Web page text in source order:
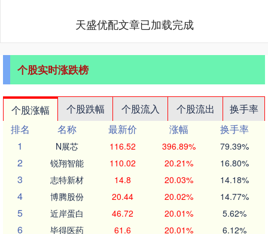
天盛优配文章已加载完成
个股实时涨跌榜
个股涨幅 个股跌幅 个股流入 个股流出
换手率
排名
名称 最新价 涨幅
换手率
1
N展芯 116.52 396.89% 79.39%
2 锐翔智能 110.02 20.21% 16.80%
3 志特新材 14.8 20.03% 14.18%
4 博腾股份 20.44 20.02% 14.77%
5 近岸蛋白 46.72 20.01% 5.62%
6 毕得医药 61.6 20.01% 6.12%